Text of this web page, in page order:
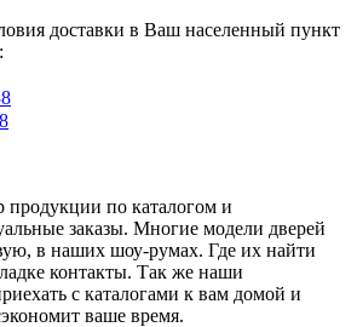
доставки в Ваш населенный пункт
по каталогом и
заказы. Многие модели дверей
в наших шоу-румах. Где их найти
контакты. Так же наши
с каталогами к вам домой и
ваше время.